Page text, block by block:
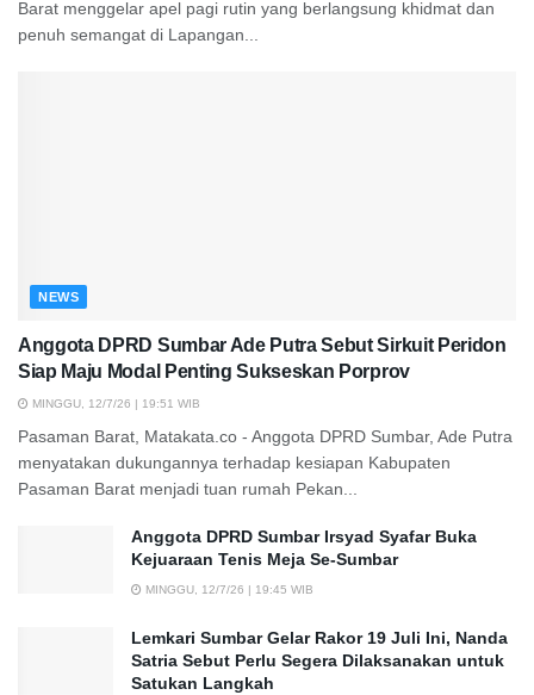
Barat menggelar apel pagi rutin yang berlangsung khidmat dan
penuh semangat di Lapangan...
NEWS
Anggota DPRD Sumbar Ade Putra Sebut Sirkuit Peridon
Siap Maju Modal Penting Sukseskan Porprov
MINGGU, 12/7/26 | 19:51 WIB
Pasaman Barat, Matakata.co - Anggota DPRD Sumbar, Ade Putra
menyatakan dukungannya terhadap kesiapan Kabupaten
Pasaman Barat menjadi tuan rumah Pekan...
Anggota DPRD Sumbar Irsyad Syafar Buka
Kejuaraan Tenis Meja Se-Sumbar
MINGGU, 12/7/26 | 19:45 WIB
Lemkari Sumbar Gelar Rakor 19 Juli Ini, Nanda
Satria Sebut Perlu Segera Dilaksanakan untuk
Satukan Langkah